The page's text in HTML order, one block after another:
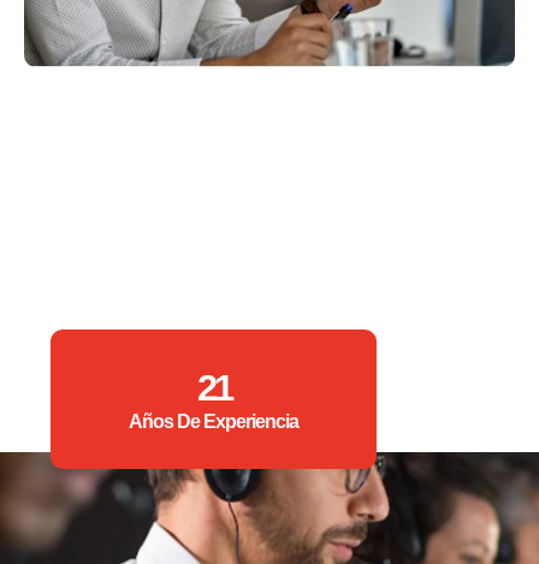
21
Años De Experiencia